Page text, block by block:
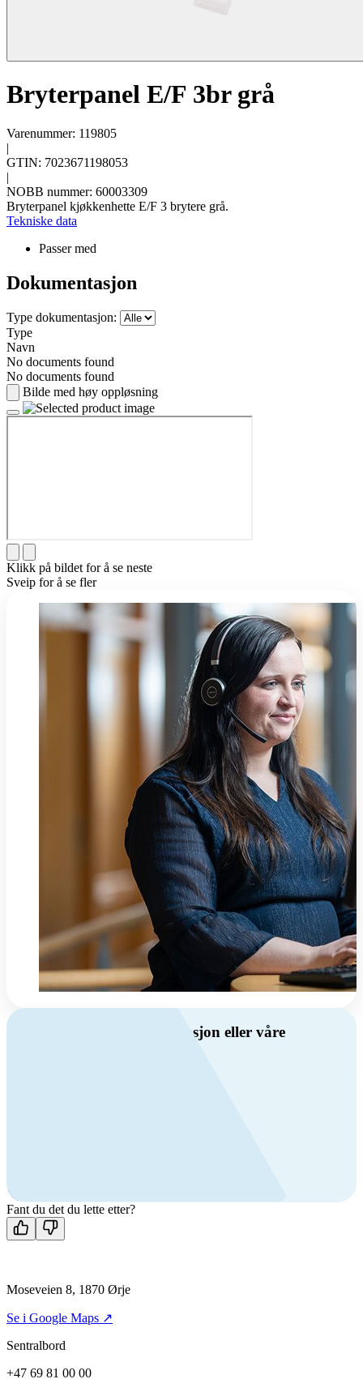
Bryterpanel E/F 3br grå
Varenummer: 119805
|
GTIN: 7023671198053
|
NOBB nummer: 60003309
Bryterpanel kjøkkenhette E/F 3 brytere grå.
Tekniske data
Passer med
Dokumentasjon
Type dokumentasjon:
Type
Navn
No documents found
No documents found
Bilde med høy oppløsning
Klikk på bildet for å se neste
Sveip for å se fler
Har du spørsmål om ventilasjon eller våre
Kontakt oss
Fant du det du lette etter?
Moseveien 8, 1870 Ørje
Se i Google Maps ↗
Sentralbord
+47 69 81 00 00